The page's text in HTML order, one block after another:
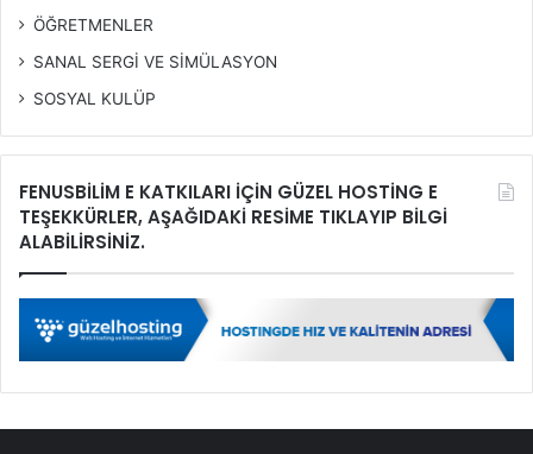
ÖĞRETMENLER
SANAL SERGİ VE SİMÜLASYON
SOSYAL KULÜP
FENUSBİLİM E KATKILARI İÇİN GÜZEL HOSTİNG E
TEŞEKKÜRLER, AŞAĞIDAKİ RESİME TIKLAYIP BİLGİ
ALABİLİRSİNİZ.